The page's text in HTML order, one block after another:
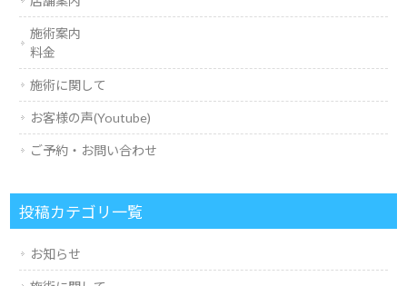
施術案内
料金
施術に関して
お客様の声(Youtube)
ご予約・お問い合わせ
投稿カテゴリ一覧
お知らせ